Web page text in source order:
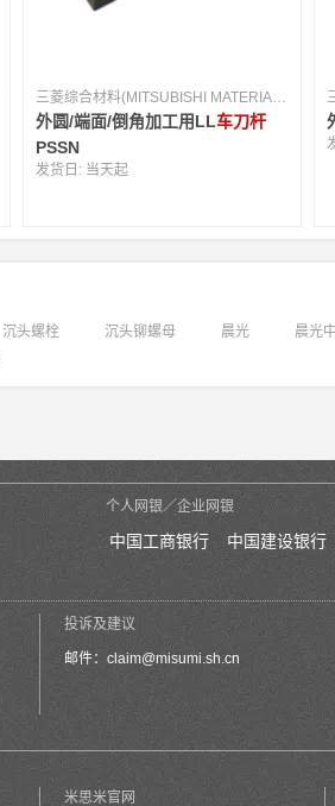
三菱综合材料(MITSUBISHI MATERIALS) [日本]
外圆/端面/倒角加工用LL车刀杆
PSSN
发货日: 当天起
沉头螺栓 沉头铆螺母 晨光 晨光
个人网银／企业网银
中国工商银行 中国建设银行
投诉及建议
邮件： claim@misumi.sh.cn
米思米官网